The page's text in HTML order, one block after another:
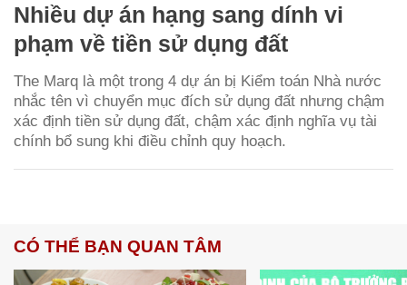
Nhiều dự án hạng sang dính vi
phạm về tiền sử dụng đất
The Marq là một trong 4 dự án bị Kiểm toán Nhà nước
nhắc tên vì chuyển mục đích sử dụng đất nhưng chậm
xác định tiền sử dụng đất, chậm xác định nghĩa vụ tài
chính bổ sung khi điều chỉnh quy hoạch.
CÓ THỂ BẠN QUAN TÂM